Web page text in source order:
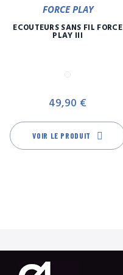
FORCE PLAY
ECOUTEURS SANS FIL FORCE
PLAY III
Blanc
49,90 €
VOIR LE PRODUIT